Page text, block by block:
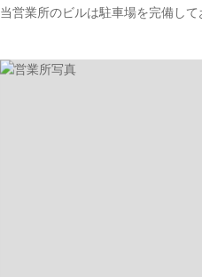
当営業所のビルは駐車場を完備し